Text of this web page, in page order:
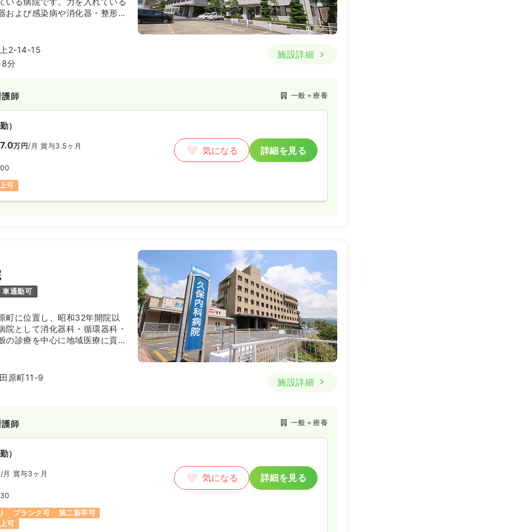
および感染病や消化器・整形・
2-14-15
8分
施設詳細
護師 一般＋療養
）
万円/月 賞与3.5ヶ月
可
気になる 詳細を見る
車通勤可
町に位置し、昭和32年開院以
院として消化器科・循環器科・
の診療を中心に地域医療に貢献
原町11-9
施設詳細
護師 一般＋療養
）
/月 賞与3ヶ月
ブランク可
第二新卒可
可
気になる 詳細を見る